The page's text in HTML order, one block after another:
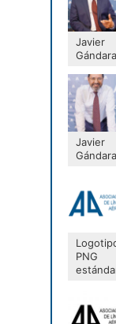
Javier
Gándara
Javier
Gándara
PNG